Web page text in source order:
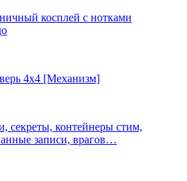
косплей с нотками
4х4 [Механизм]
секреты, контейнеры стим,
записи, врагов…